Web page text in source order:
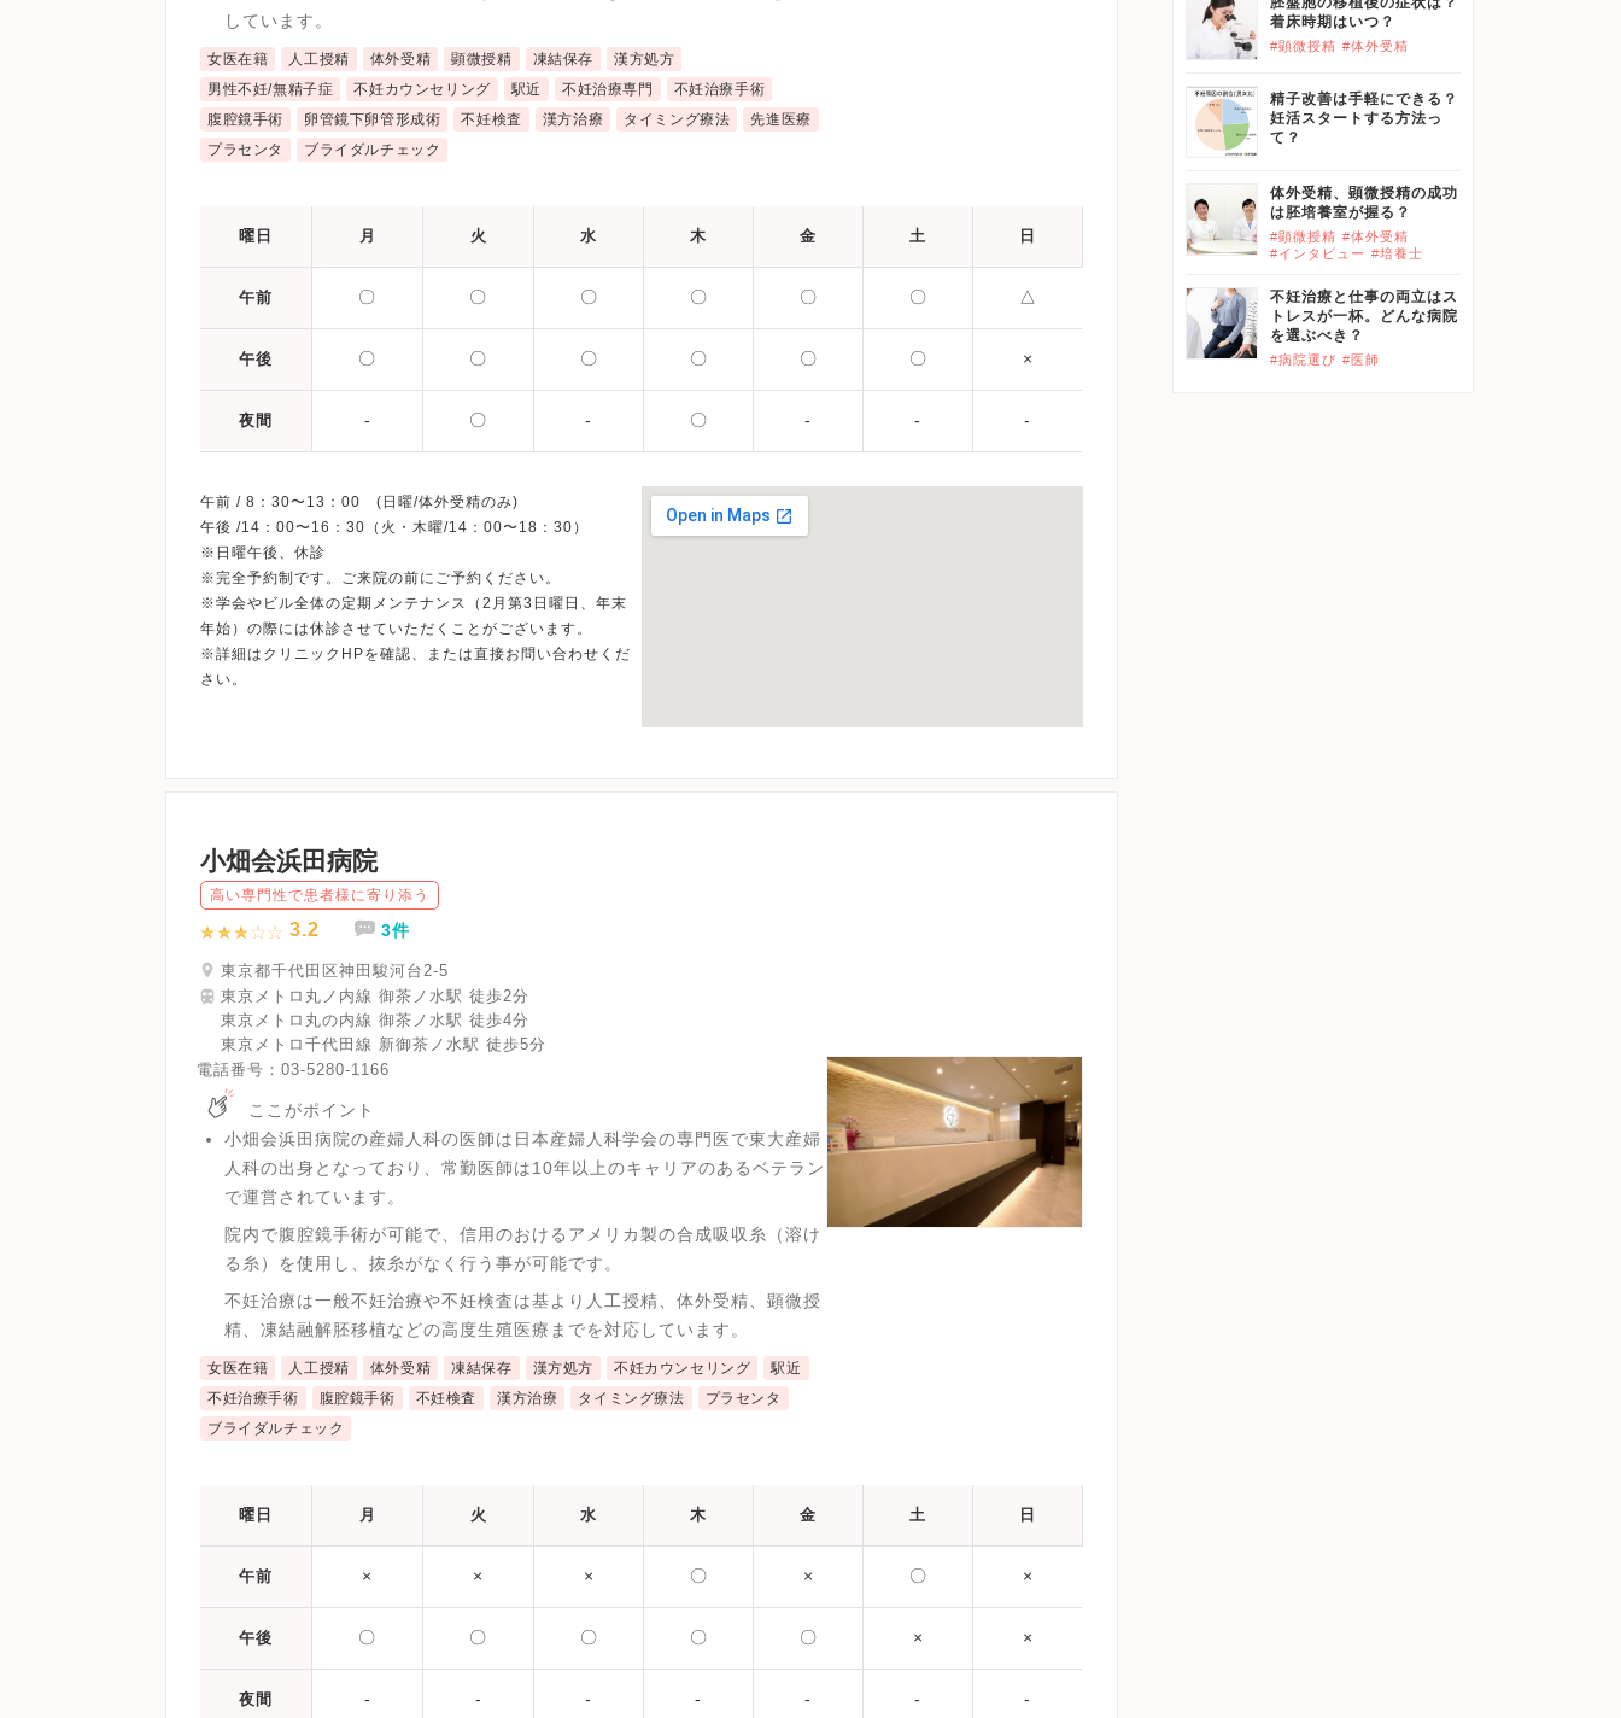
しています。
女医在籍 人工授精 体外受精 顕微授精 凍結保存
漢方処方
男性不妊/無精子症
不妊カウンセリング 駅近 不妊治療専門
不妊治療手術
腹腔鏡手術
卵管鏡下卵管形成術 不妊検査 漢方治療 タイミング療法
先進医療
プラセンタ
ブライダルチェック
曜日 月 火 水 木 金 土 日
午前 〇 〇 〇 〇 〇 〇 △
午後 〇 〇 〇 〇 〇 〇 ×
夜間 - 〇 - 〇 - - -
午前 / 8：30〜13：00 (日曜/体外受精のみ)
午後 /14：00〜16：30（火・木曜/14：00〜18：30）
※日曜午後、休診
※完全予約制です。ご来院の前にご予約ください。
※学会やビル全体の定期メンテナンス（2月第3日曜日、年末
年始）の際には休診させていただくことがございます。
※詳細はクリニックHPを確認、または直接お問い合わせくだ
小畑会浜田病院
高い専門性で患者様に寄り添う
3.2 3件
東京都千代田区神田駿河台2-5
東京メトロ丸ノ内線 御茶ノ水駅 徒歩2分
東京メトロ丸の内線 御茶ノ水駅 徒歩4分
東京メトロ千代田線 新御茶ノ水駅 徒歩5分
電話番号： 03-5280-1166
ここがポイント
小畑会浜田病院の産婦人科の医師は日本産婦人科学会の専門医で東大産婦
人科の出身となっており、常勤医師は10年以上のキャリアのあるベテラン
で運営されています。
院内で腹腔鏡手術が可能で、信用のおけるアメリカ製の合成吸収糸（溶け
る糸）を使用し、抜糸がなく行う事が可能です。
不妊治療は一般不妊治療や不妊検査は基より人工授精、体外受精、顕微授
精、凍結融解胚移植などの高度生殖医療までを対応しています。
女医在籍 人工授精 体外受精 凍結保存 漢方処方 不妊カウンセリング
駅近
不妊治療手術
腹腔鏡手術 不妊検査 漢方治療 タイミング療法
プラセンタ
ブライダルチェック
曜日 月 火 水 木 金 土 日
午前 × × × 〇 × 〇 ×
午後 〇 〇 〇 〇 〇 × ×
夜間 - - - - - - -
着床時期はいつ？
#顕微授精 #体外受精
精子改善は手軽にできる？
妊活スタートする方法っ
て？
体外受精、顕微授精の成功
は胚培養室が握る？
#顕微授精 #体外受精
#インタビュー #培養士
不妊治療と仕事の両立はス
トレスが一杯。どんな病院
を選ぶべき？
#病院選び #医師